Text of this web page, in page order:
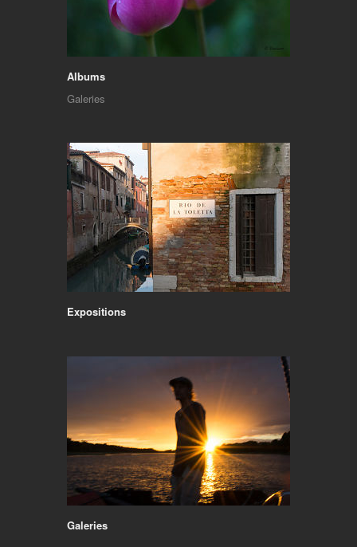
Albums
Galeries
Expositions
Galeries